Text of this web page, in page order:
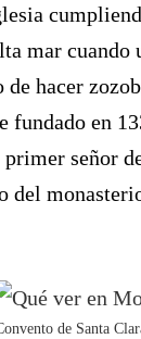
mar cuando
de hacer
fundado en
señor
del
de Santa